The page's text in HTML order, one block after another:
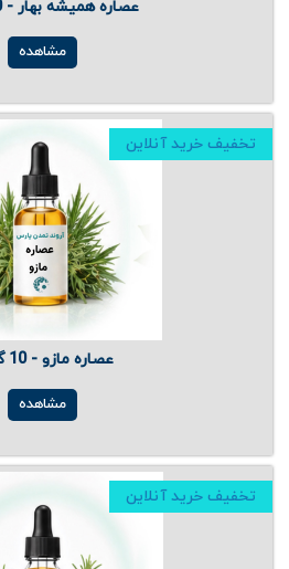
عصاره همیشه بهار - 10 گرمی
مشاهده
تخفیف خرید آنلاین
عصاره مازو - 10 گرمی
مشاهده
تخفیف خرید آنلاین